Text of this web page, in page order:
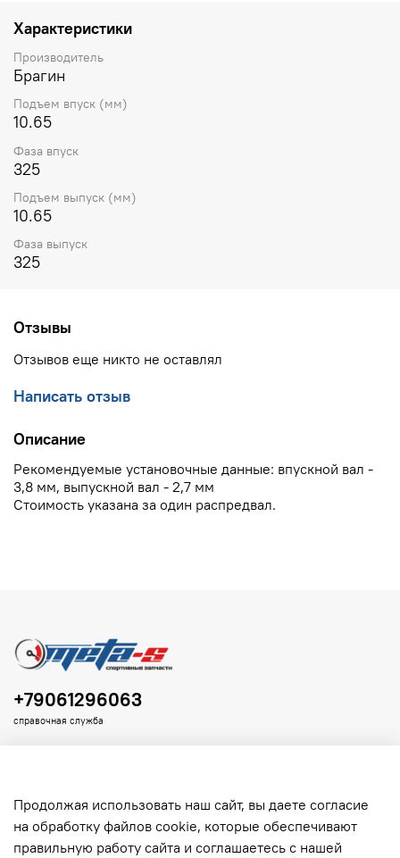
Характеристики
Производитель
Брагин
Подъем впуск (мм)
10.65
Фаза впуск
325
Подъем выпуск (мм)
10.65
Фаза выпуск
325
Отзывы
Отзывов еще никто не оставлял
Написать отзыв
Описание
Рекомендуемые установочные данные: впускной вал -
3,8 мм, выпускной вал - 2,7 мм
Стоимость указана за один распредвал.
Клиенту
+79061296063
справочная служба
Продолжая использовать наш сайт, вы даете согласие
на обработку файлов cookie, которые обеспечивают
правильную работу сайта и соглашаетесь с нашей